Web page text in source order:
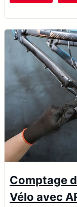
Comptage
Vélo avec